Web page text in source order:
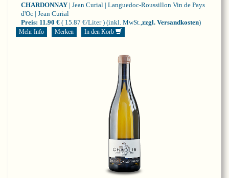
CHARDONNAY | Jean Curial | Languedoc-Roussillon Vin de Pays
d'Oc | Jean Curial
Preis: 11.90 € ( 15.87 €/Liter ) (inkl. MwSt., zzgl. Versandkosten)
Mehr Info Merken In den Korb